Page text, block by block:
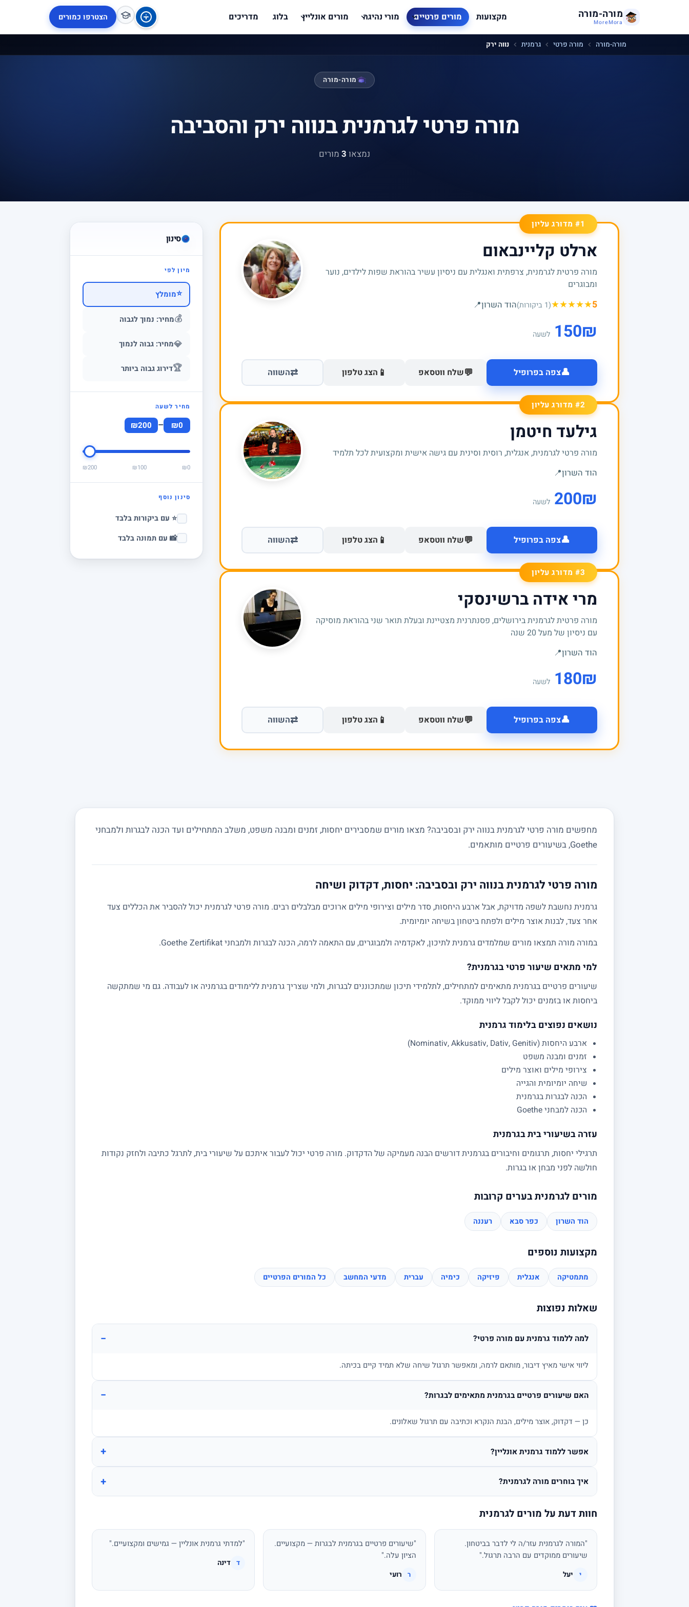
מורה-מורה
MoreMora מקצועות מורים פרטיים מורי נהיגה מורים אונליין בלוג מדריכים הצטרפו כמורים
מורה-מורה מורה פרטי גרמנית נווה ירק
מורה-מורה
מורה פרטי לגרמנית בנווה ירק והסביבה
נמצאו 3 מורים
סינון
מיון לפי
⭐מומלץ
💰מחיר: נמוך לגבוה
💎מחיר: גבוה לנמוך
🏆דירוג גבוה ביותר
מחיר לשעה
₪0
–
₪200
₪0
₪100
₪200
סינון נוסף
⭐ עם ביקורות בלבד
📸 עם תמונה בלבד
#1 מדורג עליון
ארלט קליינבאום
מורה פרטית לגרמנית, צרפתית ואנגלית עם ניסיון עשיר בהוראת שפות לילדים, נוער
ומבוגרים
(1 ביקורות)★★★★★5 הוד השרון📍
₪
150 לשעה
👤צפה בפרופיל 💬שלח ווטסאפ 📱 הצג טלפון ⇄השווה
#2 מדורג עליון
גילעד חיטמן
מורה פרטי לגרמנית, אנגלית, רוסית וסינית עם גישה אישית ומקצועית לכל תלמיד
הוד השרון📍
₪
200 לשעה
👤צפה בפרופיל 💬שלח ווטסאפ 📱 הצג טלפון ⇄השווה
#3 מדורג עליון
מרי אידה ברשינסקי
מורה פרטית לגרמנית בירושלים, פסנתרנית מצטיינת ובעלת תואר שני בהוראת מוסיקה
עם ניסיון של מעל 20 שנה
הוד השרון📍
₪
180 לשעה
👤צפה בפרופיל 💬שלח ווטסאפ 📱 הצג טלפון ⇄השווה
מחפשים מורה פרטי לגרמנית בנווה ירק ובסביבה? מצאו מורים שמסבירים יחסות, זמנים ומבנה משפט, משלב המתחילים ועד הכנה לבגרות ולמבחני
Goethe, בשיעורים פרטיים מותאמים.
מורה פרטי לגרמנית בנווה ירק ובסביבה: יחסות, דקדוק ושיחה
גרמנית נחשבת לשפה מדויקת, אבל ארבע היחסות, סדר מילים וצירופי מילים ארוכים מבלבלים רבים. מורה פרטי לגרמנית יכול להסביר את הכללים צעד
אחר צעד, לבנות אוצר מילים ולפתח ביטחון בשיחה יומיומית.
במורה מורה תמצאו מורים שמלמדים גרמנית לתיכון, לאקדמיה ולמבוגרים, עם התאמה לרמה, הכנה לבגרות ולמבחני Goethe Zertifikat.
למי מתאים שיעור פרטי בגרמנית?
שיעורים פרטיים בגרמנית מתאימים למתחילים, לתלמידי תיכון שמתכוננים לבגרות, ולמי שצריך גרמנית ללימודים בגרמניה או לעבודה. גם מי שמתקשה
ביחסות או בזמנים יכול לקבל ליווי ממוקד.
נושאים נפוצים בלימוד גרמנית
ארבע היחסות (Nominativ, Akkusativ, Dativ, Genitiv)
זמנים ומבנה משפט
צירופי מילים ואוצר מילים
שיחה יומיומית והגייה
הכנה לבגרות בגרמנית
הכנה למבחני Goethe
עזרה בשיעורי בית בגרמנית
תרגילי יחסות, תרגומים וחיבורים בגרמנית דורשים הבנה מעמיקה של הדקדוק. מורה פרטי יכול לעבור איתכם על שיעורי בית, לתרגל כתיבה ולחזק נקודות
חולשה לפני מבחן או בגרות.
מורים לגרמנית בערים קרובות
הוד השרון כפר סבא רעננה
מקצועות נוספים
מתמטיקה אנגלית פיזיקה כימיה עברית מדעי המחשב כל המורים הפרטיים
שאלות נפוצות
למה ללמוד גרמנית עם מורה פרטי? −
ליווי אישי מאיץ דיבור, מותאם לרמה, ומאפשר תרגול שיחה שלא תמיד קיים בכיתה.
האם שיעורים פרטיים בגרמנית מתאימים לבגרות? −
כן — דקדוק, אוצר מילים, הבנת הנקרא וכתיבה עם תרגול שאלונים.
אפשר ללמוד גרמנית אונליין? +
איך בוחרים מורה לגרמנית? +
חוות דעת על מורים לגרמנית
"המורה לגרמנית עזר/ה לי לדבר בביטחון.
שיעורים ממוקדים עם הרבה תרגול."
י יעל
"שיעורים פרטיים בגרמנית לבגרות — מקצועיים.
הציון עלה."
ר רועי
"למדתי גרמנית אונליין — גמישים ומקצועיים."
ד דינה